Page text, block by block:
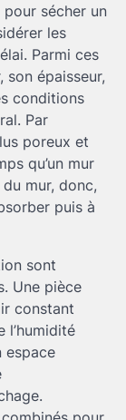
sécher un
les
Parmi ces
épaisseur,
conditions
Par
poreux et
qu’un mur
mur, donc,
puis à
sont
Une pièce
constant
l’humidité
espace